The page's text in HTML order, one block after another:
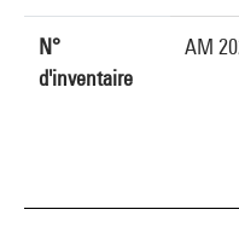
N°
d'inventaire
AM